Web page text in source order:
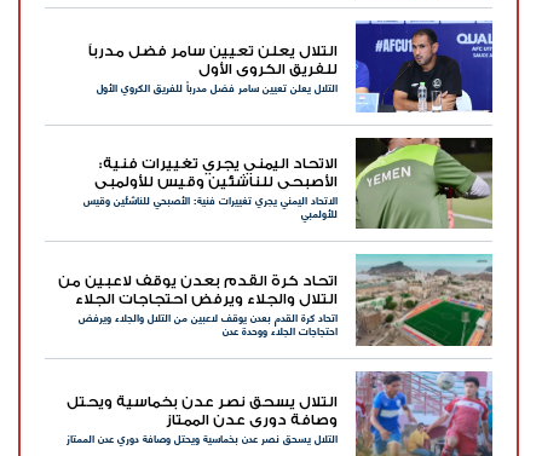
التلال يعلن تعيين سامر فضل مدرباً
للفريق الكروي الأول
التلال يعلن تعيين سامر فضل مدرباً للفريق الكروي الأول
الاتحاد اليمني يجري تغييرات فنية:
الأصبحي للناشئين وقيس للأولمبي
الاتحاد اليمني يجري تغييرات فنية: الأصبحي للناشئين وقيس
للأولمبي
اتحاد كرة القدم بعدن يوقف لاعبين من
التلال والجلاء ويرفض احتجاجات الجلاء
ووحدة عدن
اتحاد كرة القدم بعدن يوقف لاعبين من التلال والجلاء ويرفض
احتجاجات الجلاء ووحدة عدن
التلال يسحق نصر عدن بخماسية ويحتل
وصافة دوري عدن الممتاز
التلال يسحق نصر عدن بخماسية ويحتل وصافة دوري عدن الممتاز